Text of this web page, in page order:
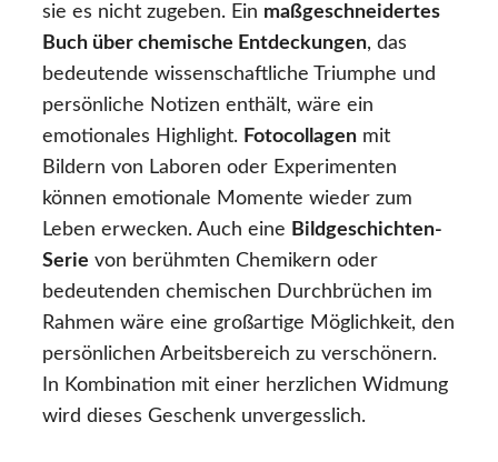
sie es nicht zugeben. Ein maßgeschneidertes
Buch über chemische Entdeckungen, das
bedeutende wissenschaftliche Triumphe und
persönliche Notizen enthält, wäre ein
emotionales Highlight. Fotocollagen mit
Bildern von Laboren oder Experimenten
können emotionale Momente wieder zum
Leben erwecken. Auch eine Bildgeschichten-
Serie von berühmten Chemikern oder
bedeutenden chemischen Durchbrüchen im
Rahmen wäre eine großartige Möglichkeit, den
persönlichen Arbeitsbereich zu verschönern.
In Kombination mit einer herzlichen Widmung
wird dieses Geschenk unvergesslich.